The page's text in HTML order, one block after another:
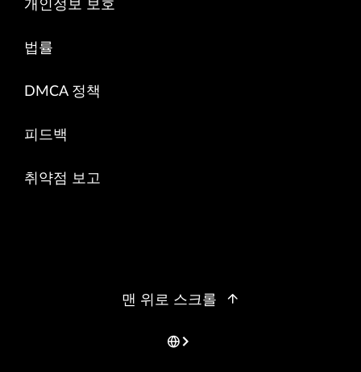
개인정보 보호
법률
DMCA 정책
피드백
취약점 보고
맨 위로 스크롤